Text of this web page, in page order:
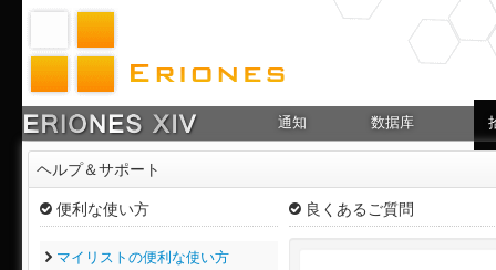
通知 数据库
ヘルプ＆サポート
便利な使い方
マイリストの便利な使い方
良くあるご質問